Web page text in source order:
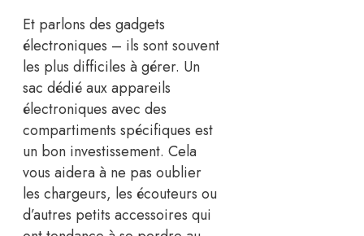
Et parlons des gadgets
électroniques – ils sont souvent
les plus difficiles à gérer. Un
sac dédié aux appareils
électroniques avec des
compartiments spécifiques est
un bon investissement. Cela
vous aidera à ne pas oublier
les chargeurs, les écouteurs ou
d’autres petits accessoires qui